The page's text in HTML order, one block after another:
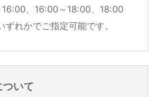
、16:00～18:00、18:00
れかでご指定可能です。
いて